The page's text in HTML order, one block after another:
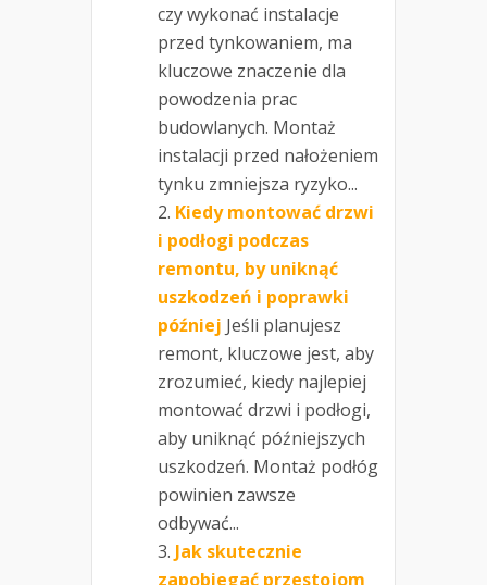
czy wykonać instalacje
przed tynkowaniem, ma
kluczowe znaczenie dla
powodzenia prac
budowlanych. Montaż
instalacji przed nałożeniem
tynku zmniejsza ryzyko...
Kiedy montować drzwi
i podłogi podczas
remontu, by uniknąć
uszkodzeń i poprawki
później Jeśli planujesz
remont, kluczowe jest, aby
zrozumieć, kiedy najlepiej
montować drzwi i podłogi,
aby uniknąć późniejszych
uszkodzeń. Montaż podłóg
powinien zawsze
odbywać...
Jak skutecznie
zapobiegać przestojom